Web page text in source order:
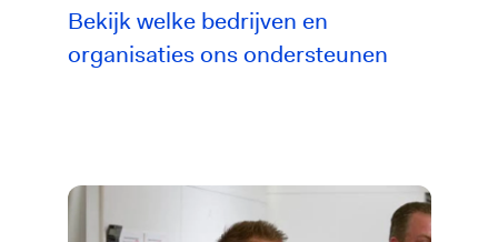
Bekijk welke bedrijven en
organisaties ons ondersteunen